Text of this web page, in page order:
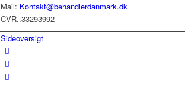
Mail: Kontakt@behandlerdanmark.dk
CVR.:33293992
Sideoversigt